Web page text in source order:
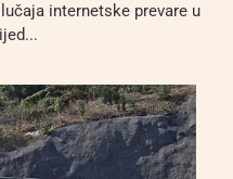
internetske prevare u